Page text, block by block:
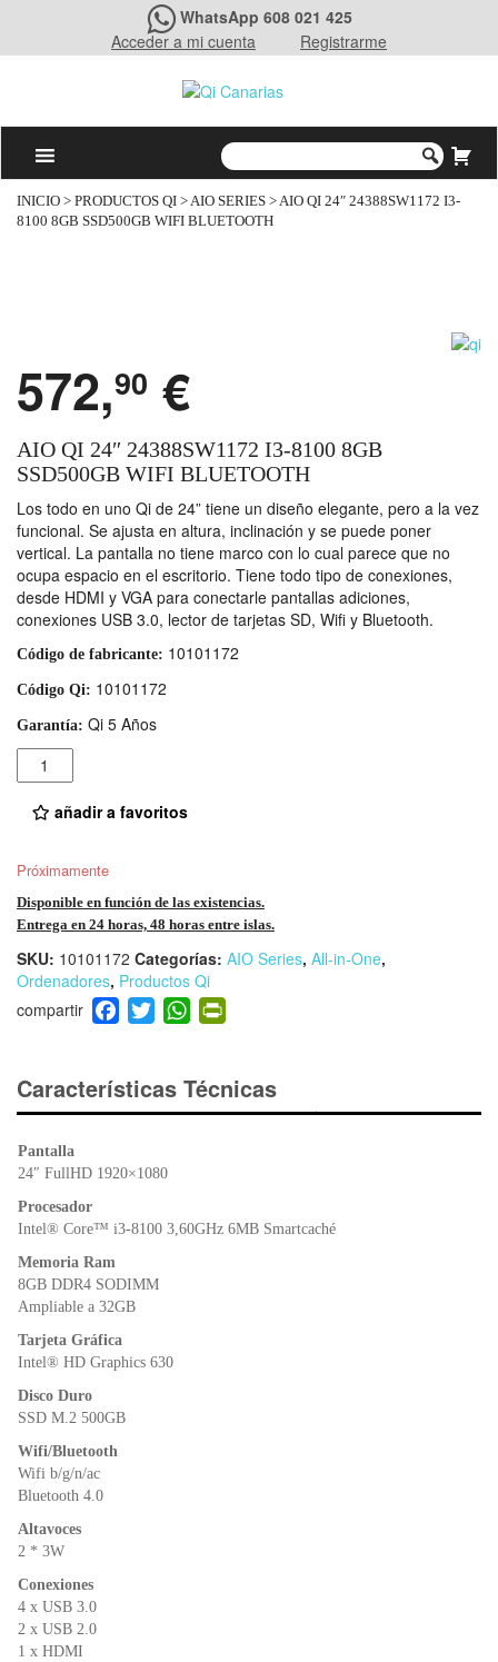
WhatsApp 608 021 425
Acceder a mi cuenta
Registrarme
INICIO > PRODUCTOS QI >AIO SERIES > AIO QI 24″ 24388SW1172 I3-
8100 8GB SSD500GB WIFI BLUETOOTH
572,90 €
AIO QI 24″ 24388SW1172 I3-8100 8GB
SSD500GB WIFI BLUETOOTH
Los todo en uno Qi de 24” tiene un diseño elegante, pero a la vez
funcional. Se ajusta en altura, inclinación y se puede poner
vertical. La pantalla no tiene marco con lo cual parece que no
ocupa espacio en el escritorio. Tiene todo tipo de conexiones,
desde HDMI y VGA para conectarle pantallas adiciones,
conexiones USB 3.0, lector de tarjetas SD, Wifi y Bluetooth.
Código de fabricante: 10101172
Código Qi: 10101172
Garantía: Qi 5 Años
Cantidad
añadir a favoritos
Próximamente
Disponible en función de las existencias.
Entrega en 24 horas, 48 horas entre islas.
SKU: 10101172 Categorías: AIO Series, All-in-One,
Ordenadores, Productos Qi
F
a
e
b
o
T
wi
er
W
h
s
A
ri
e
Características Técnicas
Pantalla
24″ FullHD 1920×1080
Procesador
Intel® Core™ i3-8100 3,60GHz 6MB Smartcaché
Memoria Ram
8GB DDR4 SODIMM
Ampliable a 32GB
Tarjeta Gráfica
Intel® HD Graphics 630
Disco Duro
SSD M.2 500GB
Wifi/Bluetooth
Wifi b/g/n/ac
Bluetooth 4.0
Altavoces
2 * 3W
Conexiones
4 x USB 3.0
2 x USB 2.0
1 x HDMI